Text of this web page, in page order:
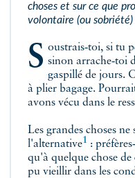
choses et sur ce que
volontaire (ou
Soustrais‑toi, si tu peux, au tracas de tes affaires ; sinon arrache‑toi
gaspillé de jours.
à plier bagage.
avons vécu dans le
Les grandes choses
l'alternative1 :
qu'à quelque chose
pu vieillir dans les